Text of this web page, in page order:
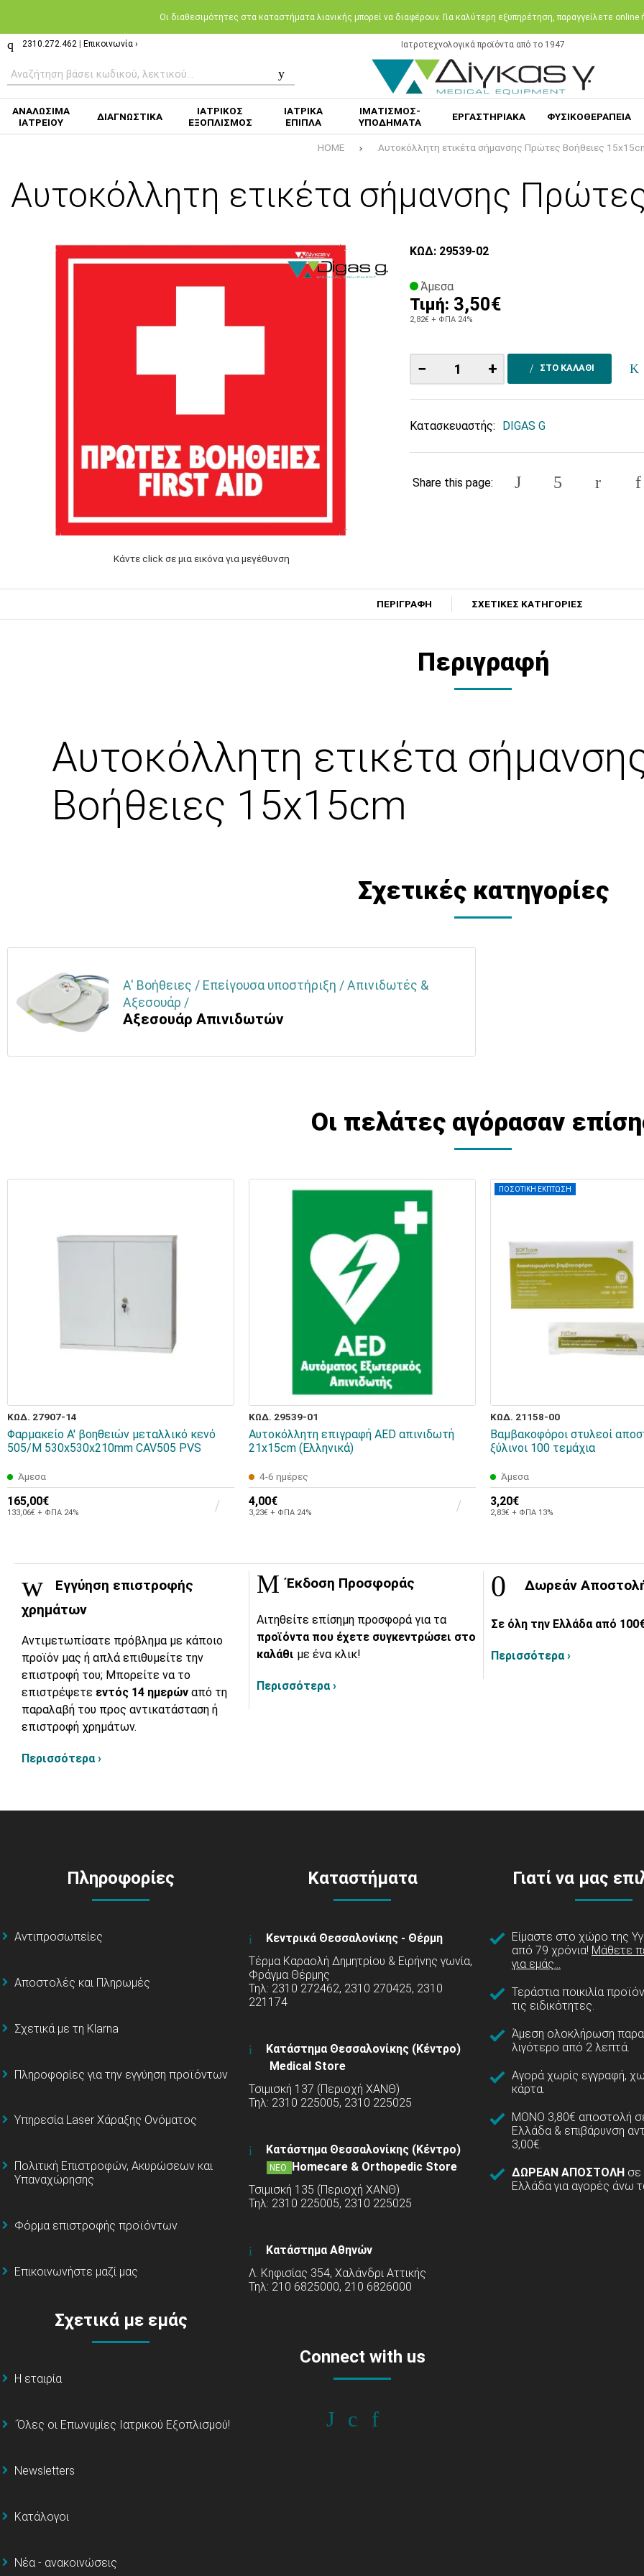
Oι διαθεσιμότητες στα καταστήματα λιανικής μπορεί να διαφέρουν. Για καλύτερη εξυπηρέτηση, παραγγείλετε
2310.272.462 Επικοινωνία › Ιατροτεχνολογικά προϊόντα από το 1947
ΑΝΑΛΩΣΙΜΑ
ΙΑΤΡΕΙΟΥ
ΔΙΑΓΝΩΣΤΙΚΑ
ΙΑΤΡΙΚΟΣ
ΕΞΟΠΛΙΣΜΟΣ
ΙΑΤΡΙΚΑ
ΕΠΙΠΛΑ
ΙΜΑΤΙΣΜΟΣ-
ΥΠΟΔΗΜΑΤΑ
ΕΡΓΑΣΤΗΡΙΑΚΑ ΦΥΣΙΚΟΘΕΡΑΠΕΙΑ
HOME Αυτοκόλλητη ετικέτα σήμανσης Πρώτες Βοήθειες
Αυτοκόλλητη ετικέτα σήμανσης
Κάντε click σε μια εικόνα για μεγέθυνση
ΚΩΔ: 29539-02
Άμεσα
Τιμή: 3,50€
2,82€ + ΦΠΑ 24%
− + ΣΤΟ ΚΑΛΑΘΙ
Κατασκευαστής: DIGAS G
Share this page:
ΠΕΡΙΓΡΑΦΗ ΣΧΕΤΙΚΕΣ ΚΑΤΗΓΟΡΙΕΣ
Περιγραφή
Αυτοκόλλητη ετικέτα
Βοήθειες 15x15cm
Σχετικές κατηγορίες
Α' Βοήθειες / Επείγουσα υποστήριξη / Απινιδωτές &
Αξεσουάρ /
Αξεσουάρ Απινιδωτών
Οι πελάτες αγόρασαν
ΚΩΔ. 27907-14
Φαρμακείο Α' βοηθειών μεταλλικό κενό
505/Μ 530x530x210mm CAV505 PVS
Άμεσα
165,00€
133,06€ + ΦΠΑ 24%
ΚΩΔ. 29539-01
Αυτοκόλλητη επιγραφή AED απινιδωτή
21x15cm (Ελληνικά)
4-6 ημέρες
4,00€
3,23€ + ΦΠΑ 24%
ΠΟΣΟΤΙΚΗ ΕΚΠΤΩΣΗ
ΚΩΔ. 21158-00
Βαμβακοφόροι στυλεοί
ξύλινοι 100 τεμάχια
Άμεσα
3,20€
2,83€ + ΦΠΑ 13%
Εγγύηση επιστροφής
χρημάτων
Αντιμετωπίσατε πρόβλημα με κάποιο
προϊόν μας ή απλά επιθυμείτε την
επιστροφή του; Μπορείτε να το
επιστρέψετε εντός 14 ημερών από τη
παραλαβή του προς αντικατάσταση ή
επιστροφή χρημάτων.
Περισσότερα ›
Έκδοση Προσφοράς
Αιτηθείτε επίσημη προσφορά για τα
προϊόντα που έχετε συγκεντρώσει στο
καλάθι με ένα κλικ!
Περισσότερα ›
Δωρεάν
Σε όλη την Ελλάδα από
Περισσότερα ›
Πληροφορίες
Αντιπροσωπείες
Αποστολές και Πληρωμές
Σχετικά με τη Klarna
Πληροφορίες για την εγγύηση προϊόντων
Υπηρεσία Laser Χάραξης Ονόματος
Πολιτική Επιστροφών, Ακυρώσεων και
Υπαναχώρησης
Φόρμα επιστροφής προϊόντων
Επικοινωνήστε μαζί μας
Σχετικά με εμάς
Η εταιρία
΄Όλες οι Επωνυμίες Ιατρικού Εξοπλισμού!
Newsletters
Κατάλογοι
Νέα - ανακοινώσεις
Καταστήματα
Κεντρικά Θεσσαλονίκης - Θέρμη
Τέρμα Καραολή Δημητρίου & Ειρήνης γωνία,
Φράγμα Θέρμης
Τηλ: 2310 272462, 2310 270425, 2310
221174
Κατάστημα Θεσσαλονίκης (Κέντρο)
Medical Store
Τσιμισκή 137 (Περιοχή ΧΑΝΘ)
Τηλ: 2310 225005, 2310 225025
Κατάστημα Θεσσαλονίκης (Κέντρο)
ΝΕΟ
Homecare & Orthopedic Store
Τσιμισκή 135 (Περιοχή ΧΑΝΘ)
Τηλ: 2310 225005, 2310 225025
Κατάστημα Αθηνών
Λ. Κηφισίας 354, Χαλάνδρι Αττικής
Τηλ: 210 6825000, 210 6826000
Connect with us
Γιατί να μας
Είμαστε στο χώρο της
από 79 χρόνια! Μάθετε
για εμάς...
Τεράστια ποικιλία
τις ειδικότητες.
Άμεση ολοκλήρωση
λιγότερο από 2 λεπτά.
Αγορά χωρίς εγγραφή,
κάρτα.
ΜΟΝΟ 3,80€ αποστολή
Ελλάδα & επιβάρυνση
3,00€.
ΔΩΡΕΑΝ ΑΠΟΣΤΟΛΗ σε
Ελλάδα για αγορές άνω